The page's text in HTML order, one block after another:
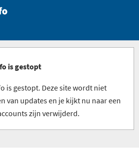
is gestopt
is gestopt. Deze site wordt niet
van updates en je kijkt nu naar een
zijn verwijderd.